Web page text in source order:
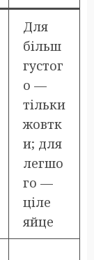
Для
більш
густог
о —
тільки
жовтк
и; для
легшо
го —
ціле
яйце